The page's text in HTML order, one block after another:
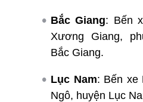
Bắc Giang: Bến
Xương Giang,
Bắc Giang.
Lục Nam: Bến xe
Ngô, huyện Lục